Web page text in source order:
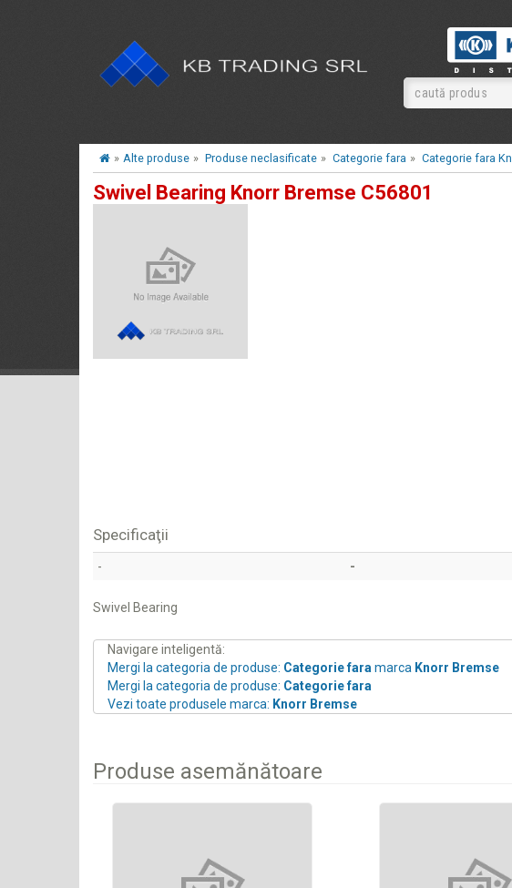
» Alte produse » Produse neclasificate » Categorie fara » Categorie fara
Swivel Bearing Knorr Bremse C56801
Specificaţii
- -
Swivel Bearing
Navigare inteligentă:
Mergi la categoria de produse: Categorie fara marca Knorr Bremse
Mergi la categoria de produse: Categorie fara
Vezi toate produsele marca: Knorr Bremse
Produse asemănătoare